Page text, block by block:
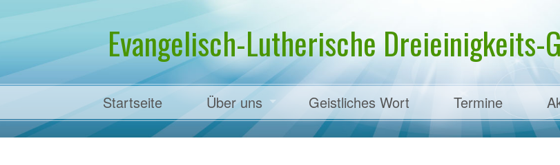
Evangelisch-Lutherische Dreieinigkeits-
Startseite
Über uns
Pfarrer Dr. Martens
Geistliches Wort Termine